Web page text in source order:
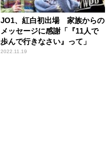
JO1、紅白初出場 家族からの
メッセージに感謝「『11人で
歩んで行きなさい』って」
2022.11.19